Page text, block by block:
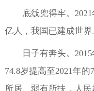
底线兜得牢。2021
亿人，我国已建成世
日子有奔头。2015
74.8岁提高至2021年
所居、弱有所扶，人